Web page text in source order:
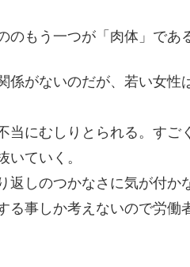
のもう一つが「肉体」であ
係がないのだが、若い女
当にむしりとられる。すご
いていく。
返しのつかなさに気が付
る事しか考えないので労